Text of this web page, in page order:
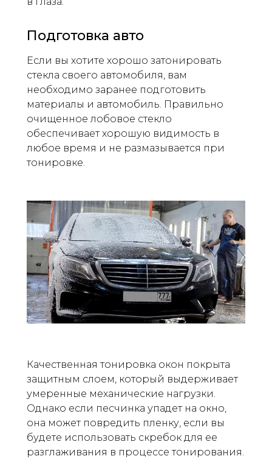
Подготовка авто
Если вы хотите хорошо затонировать
стекла своего автомобиля, вам
необходимо заранее подготовить
материалы и автомобиль. Правильно
очищенное лобовое стекло
обеспечивает хорошую видимость в
любое время и не размазывается при
тонировке.
Качественная тонировка окон покрыта
защитным слоем, который выдерживает
умеренные механические нагрузки.
Однако если песчинка упадет на окно,
она может повредить пленку, если вы
будете использовать скребок для ее
разглаживания в процессе тонирования.